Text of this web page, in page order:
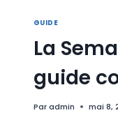
GUIDE
La
guide
Paradmin mai 8,